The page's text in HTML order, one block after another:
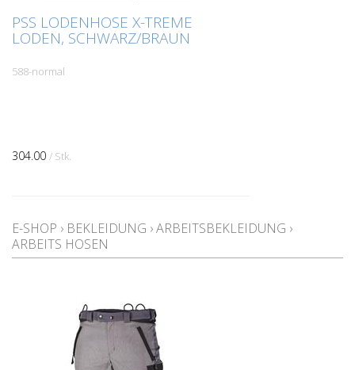
PSS LODENHOSE X-TREME
LODEN, SCHWARZ/BRAUN
588-normal
304.00 / Stk.
E-SHOP › BEKLEIDUNG ›ARBEITSBEKLEIDUNG ›
ARBEITS HOSEN